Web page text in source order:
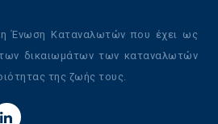
Ένωση Καταναλωτών που έχει ως
δικαιωμάτων των καταναλωτών
της ζωής τους.